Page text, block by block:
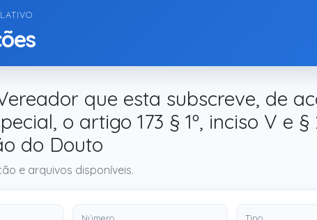
que esta subscreve, de
o artigo 173 § 1º, inciso V e
do Douto
e arquivos disponíveis.